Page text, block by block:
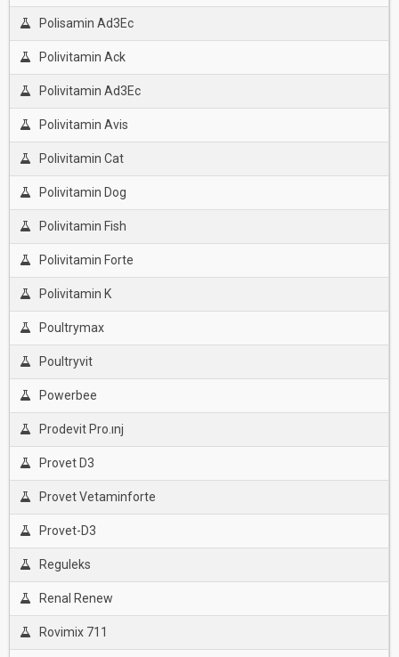
Polisamin Ad3Ec
Polivitamin Ack
Polivitamin Ad3Ec
Polivitamin Avis
Polivitamin Cat
Polivitamin Dog
Polivitamin Fish
Polivitamin Forte
Polivitamin K
Poultrymax
Poultryvit
Powerbee
Prodevit Pro.ınj
Provet D3
Provet Vetaminforte
Provet-D3
Reguleks
Renal Renew
Rovimix 711